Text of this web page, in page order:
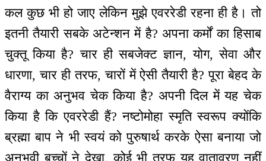
कल कुछ भी हो जाए लेकिन मुझे एवररेडी रहना ही है। तो
इतनी तैयारी सबके अटेन्शन में है? अपना कर्मों का हिसाब
चुक्तू किया है? चार ही सबजेक्ट ज्ञान, योग, सेवा और
धारणा, चार ही तरफ, चारों में ऐसी तैयारी है? पूरा बेहद के
वैराग्य का अनुभव चेक किया है? अपनी दिल में यह चेक
किया है कि एवररेडी हैं? नष्टोमोहा स्मृति स्वरूप क्योंकि
ब्रह्मा बाप ने भी स्वयं को पुरुषार्थ करके ऐसा बनाया जो
अनुभवी बच्चों ने देखा, कोई भी तरफ यह वातावरण नहीं